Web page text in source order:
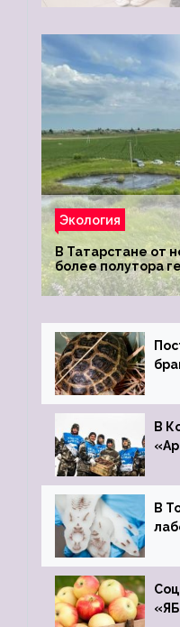
Экология
В Татарстане от
более полутора
В
В